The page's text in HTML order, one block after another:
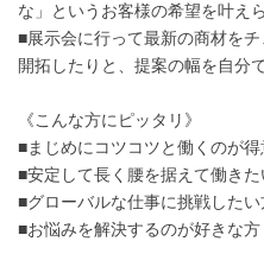
な」というお客様の希望を叶え
■展示会に行って最新の商材を
開拓したりと、提案の幅を自分
《こんな方にピッタリ》
■まじめにコツコツと働くのが
■安定して長く腰を据えて働きた
■グローバルな仕事に挑戦したい
■お悩みを解決するのが好きな方